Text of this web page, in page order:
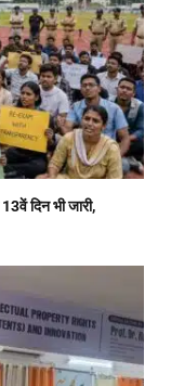
दिन भी जारी,